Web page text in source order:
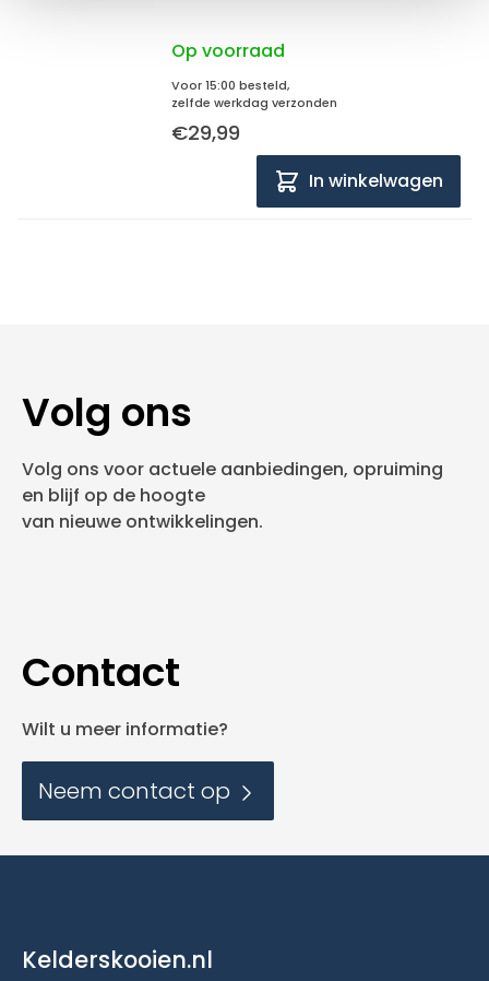
Op voorraad
Voor 15:00 besteld,
zelfde werkdag verzonden
€29,99
In winkelwagen
Volg ons
Volg ons voor actuele aanbiedingen, opruiming
en blijf op de hoogte
van nieuwe ontwikkelingen.
Contact
Wilt u meer informatie?
Neem contact op
Kelderskooien.nl